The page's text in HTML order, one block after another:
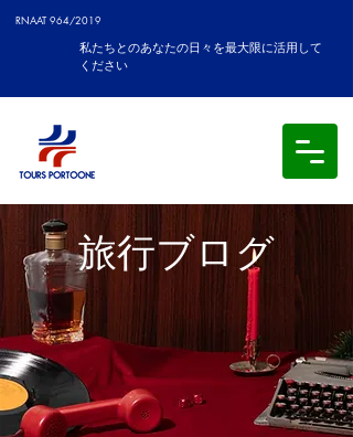
RNAAT 964/2019
私たちとのあなたの日々を最大限に活用して
ください
旅行ブログ